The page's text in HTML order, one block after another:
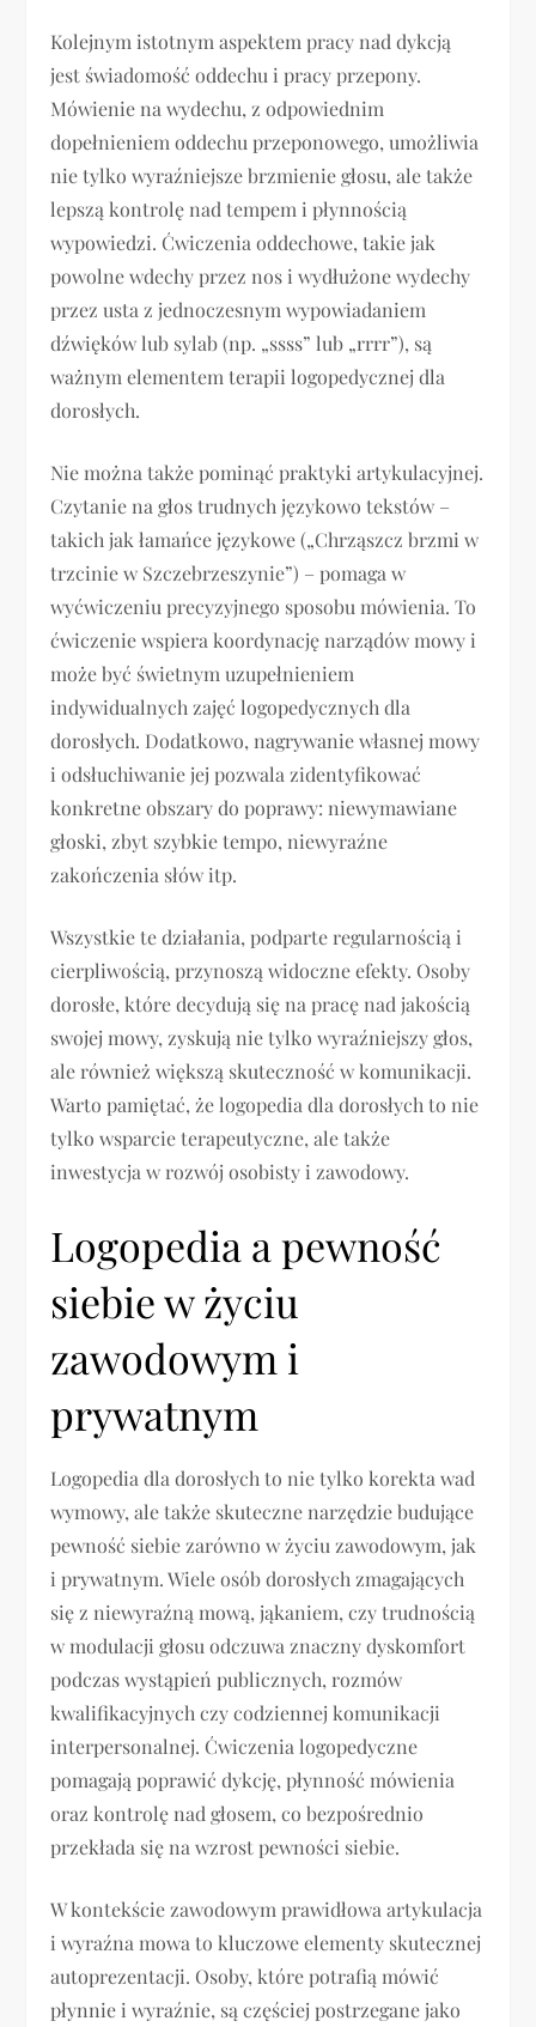
Kolejnym istotnym aspektem pracy nad dykcją
jest świadomość oddechu i pracy przepony.
Mówienie na wydechu, z odpowiednim
dopełnieniem oddechu przeponowego, umożliwia
nie tylko wyraźniejsze brzmienie głosu, ale także
lepszą kontrolę nad tempem i płynnością
wypowiedzi. Ćwiczenia oddechowe, takie jak
powolne wdechy przez nos i wydłużone wydechy
przez usta z jednoczesnym wypowiadaniem
dźwięków lub sylab (np. „ssss” lub „rrrr”), są
ważnym elementem terapii logopedycznej dla
dorosłych.
Nie można także pominąć praktyki artykulacyjnej.
Czytanie na głos trudnych językowo tekstów –
takich jak łamańce językowe („Chrząszcz brzmi w
trzcinie w Szczebrzeszynie”) – pomaga w
wyćwiczeniu precyzyjnego sposobu mówienia. To
ćwiczenie wspiera koordynację narządów mowy i
może być świetnym uzupełnieniem
indywidualnych zajęć logopedycznych dla
dorosłych. Dodatkowo, nagrywanie własnej mowy
i odsłuchiwanie jej pozwala zidentyfikować
konkretne obszary do poprawy: niewymawiane
głoski, zbyt szybkie tempo, niewyraźne
zakończenia słów itp.
Wszystkie te działania, podparte regularnością i
cierpliwością, przynoszą widoczne efekty. Osoby
dorosłe, które decydują się na pracę nad jakością
swojej mowy, zyskują nie tylko wyraźniejszy głos,
ale również większą skuteczność w komunikacji.
Warto pamiętać, że logopedia dla dorosłych to nie
tylko wsparcie terapeutyczne, ale także
inwestycja w rozwój osobisty i zawodowy.
Logopedia a pewność
siebie w życiu
zawodowym i
prywatnym
Logopedia dla dorosłych to nie tylko korekta wad
wymowy, ale także skuteczne narzędzie budujące
pewność siebie zarówno w życiu zawodowym, jak
i prywatnym. Wiele osób dorosłych zmagających
się z niewyraźną mową, jąkaniem, czy trudnością
w modulacji głosu odczuwa znaczny dyskomfort
podczas wystąpień publicznych, rozmów
kwalifikacyjnych czy codziennej komunikacji
interpersonalnej. Ćwiczenia logopedyczne
pomagają poprawić dykcję, płynność mówienia
oraz kontrolę nad głosem, co bezpośrednio
przekłada się na wzrost pewności siebie.
W kontekście zawodowym prawidłowa artykulacja
i wyraźna mowa to kluczowe elementy skutecznej
autoprezentacji. Osoby, które potrafią mówić
płynnie i wyraźnie, są częściej postrzegane jako